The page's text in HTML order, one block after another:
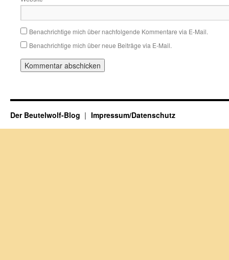
Benachrichtige mich über nachfolgende Kommentare via E-Mail.
Benachrichtige mich über neue Beiträge via E-Mail.
Der Beutelwolf-Blog Impressum/Datenschutz